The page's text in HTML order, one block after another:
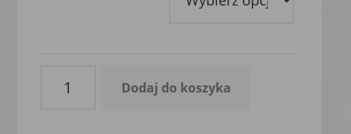
Warsztaty
Dodaj do koszyka